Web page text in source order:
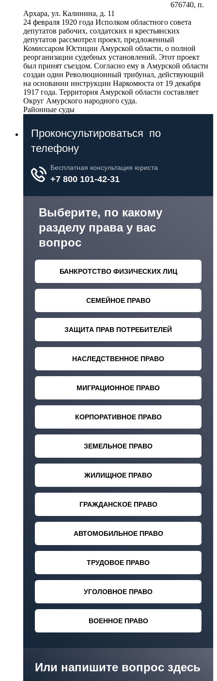
676740, п.
Архара, ул. Калинина, д. 11
24 февраля 1920 года Исполком областного совета
депутатов рабочих, солдатских и крестьянских
депутатов рассмотрел проект, предложенный
Комиссаром Юстиции Амурской области, о полной
реорганизации судебных установлений. Этот проект
был принят съездом. Согласно ему в Амурской области
создан один Революционный трибунал, действующий
на основании инструкции Наркомюста от 19 декабря
1917 года. Территория Амурской области составляет
Округ Амурского народного суда.
Районные суды